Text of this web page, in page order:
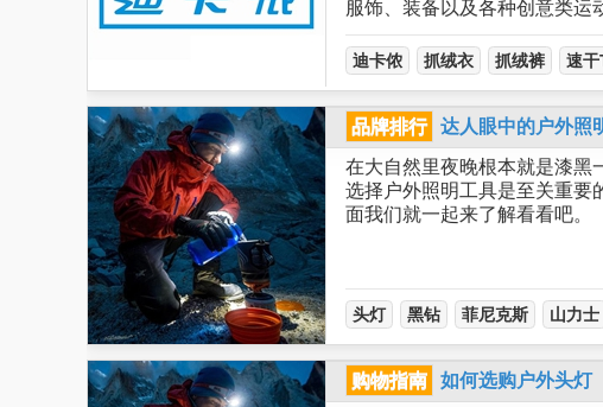
服饰、装备以及各种创意类运
迪卡侬 抓绒衣 抓绒裤 速干
品牌排行
达人眼中的户外照
在大自然里夜晚根本就是漆黑
选择户外照明工具是至关重要
面我们就一起来了解看看吧。
头灯 黑钻 菲尼克斯 山力士
购物指南
如何选购户外头灯